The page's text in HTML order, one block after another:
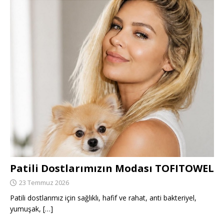
Patili Dostlarımızın Modası TOFITOWEL
23 Temmuz 2026
Patili dostlarımız için sağlıklı, hafif ve rahat, anti bakteriyel,
yumuşak, […]